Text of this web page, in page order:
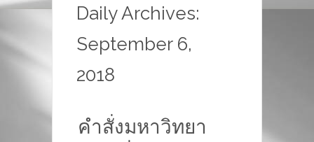
Daily Archives:
September 6,
2018
คำสั่งมหาวิทยา